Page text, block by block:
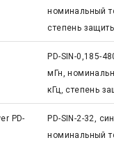
номинальный
степень
PD-SIN-0,185-
мГн,
кГц, степень
PD-
PD-SIN-2-32,
номинальный